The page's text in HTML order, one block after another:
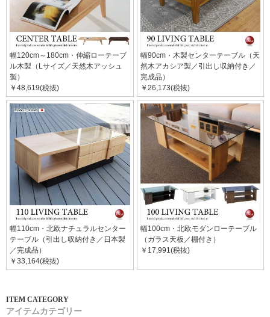
幅120cm～180cm・伸縮ローテーブ
ル木製（Lサイズ／天然木アッシュ
製）
￥48,619(税抜)
幅90cm・木製センターテーブル（天
然木アカシア製／引出し収納付き／
完成品）
￥26,173(税抜)
幅110cm・北欧ナチュラルセンター
テーブル（引出し収納付き／日本製
／完成品）
￥33,164(税抜)
幅100cm・北欧モダンローテーブル
（ガラス天板／棚付き）
￥17,991(税抜)
アイテムカテゴリー